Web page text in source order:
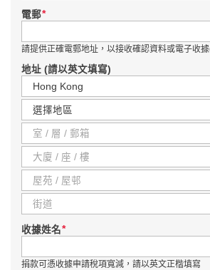
電郵*
請提供正確電郵地址，以接收確認資料或電子收
地址 (請以英文填寫)
國家 / 地區
收據姓名*
捐款可憑收據申請稅項寬減，請以英文正楷填寫